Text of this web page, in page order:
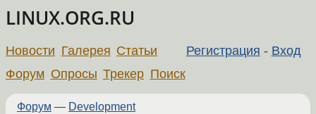
LINUX.ORG.RU
Регистрация - Вход
Новости Галерея Статьи
Форум Опросы Трекер Поиск
Форум — Development